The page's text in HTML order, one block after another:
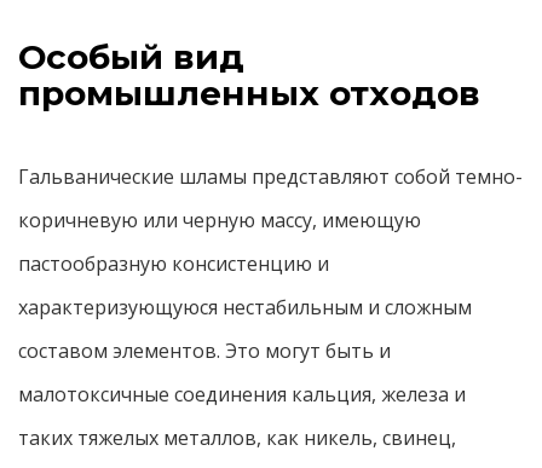
Особый вид
промышленных отходов
Гальванические шламы представляют собой темно-
коричневую или черную массу, имеющую
пастообразную консистенцию и
характеризующуюся нестабильным и сложным
составом элементов. Это могут быть и
малотоксичные соединения кальция, железа и
таких тяжелых металлов, как никель, свинец,